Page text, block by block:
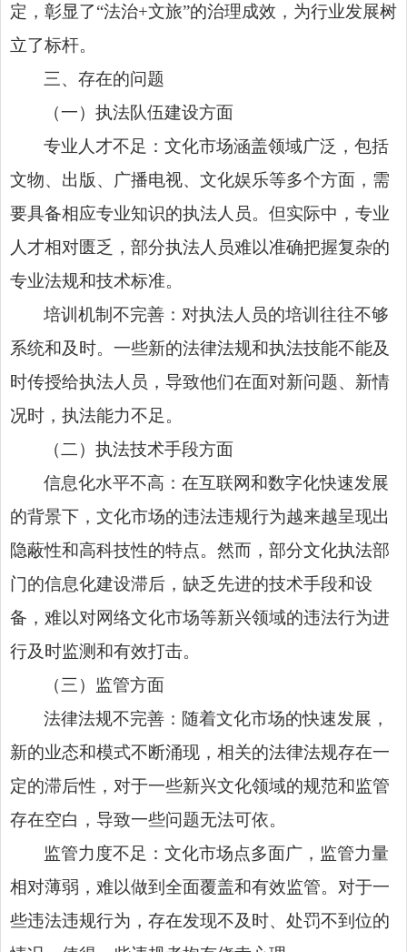
定，彰显了“法治+文旅”的治理成效，为行业发展树
立了标杆。
三、存在的问题
（一）执法队伍建设方面
专业人才不足：文化市场涵盖领域广泛，包括
文物、出版、广播电视、文化娱乐等多个方面，需
要具备相应专业知识的执法人员。但实际中，专业
人才相对匮乏，部分执法人员难以准确把握复杂的
专业法规和技术标准。
培训机制不完善：对执法人员的培训往往不够
系统和及时。一些新的法律法规和执法技能不能及
时传授给执法人员，导致他们在面对新问题、新情
况时，执法能力不足。
（二）执法技术手段方面
信息化水平不高：在互联网和数字化快速发展
的背景下，文化市场的违法违规行为越来越呈现出
隐蔽性和高科技性的特点。然而，部分文化执法部
门的信息化建设滞后，缺乏先进的技术手段和设
备，难以对网络文化市场等新兴领域的违法行为进
行及时监测和有效打击。
（三）监管方面
法律法规不完善：随着文化市场的快速发展，
新的业态和模式不断涌现，相关的法律法规存在一
定的滞后性，对于一些新兴文化领域的规范和监管
存在空白，导致一些问题无法可依。
监管力度不足：文化市场点多面广，监管力量
相对薄弱，难以做到全面覆盖和有效监管。对于一
些违法违规行为，存在发现不及时、处罚不到位的